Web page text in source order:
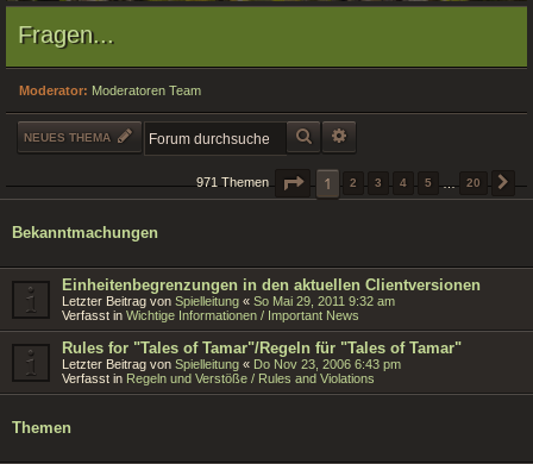
e
Fragen...
Moderator: Moderatoren Team
NEUES THEMA SUCHE
971 Themen SEITE 1VON
1 2 3 4 5 … 20
Bekanntmachungen
Einheitenbegrenzungen in den aktuellen Clientversionen
Letzter Beitrag von Spielleitung « So Mai 29, 2011 9:32 am
Verfasst in Wichtige Informationen / Important News
Rules for "Tales of Tamar"/Regeln für "Tales of Tamar"
Letzter Beitrag von Spielleitung « Do Nov 23, 2006 6:43 pm
Verfasst in Regeln und Verstöße / Rules and Violations
Themen